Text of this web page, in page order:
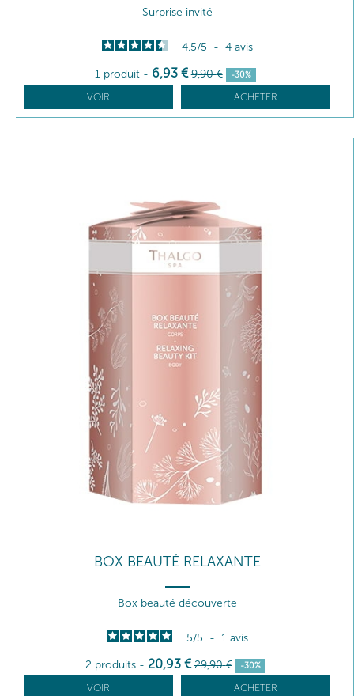
Surprise invité
4.5/5 - 4 avis
1 produit - 6,93 € 9,90 € -30%
VOIR ACHETER
BOX BEAUTÉ RELAXANTE
Box beauté découverte
5/5 - 1 avis
2 produits - 20,93 € 29,90 € -30%
VOIR ACHETER